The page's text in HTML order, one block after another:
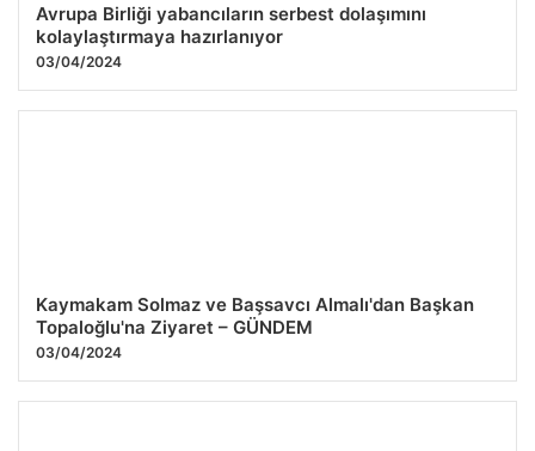
Avrupa Birliği yabancıların serbest dolaşımını
kolaylaştırmaya hazırlanıyor
03/04/2024
Kaymakam Solmaz ve Başsavcı Almalı'dan Başkan
Topaloğlu'na Ziyaret – GÜNDEM
03/04/2024